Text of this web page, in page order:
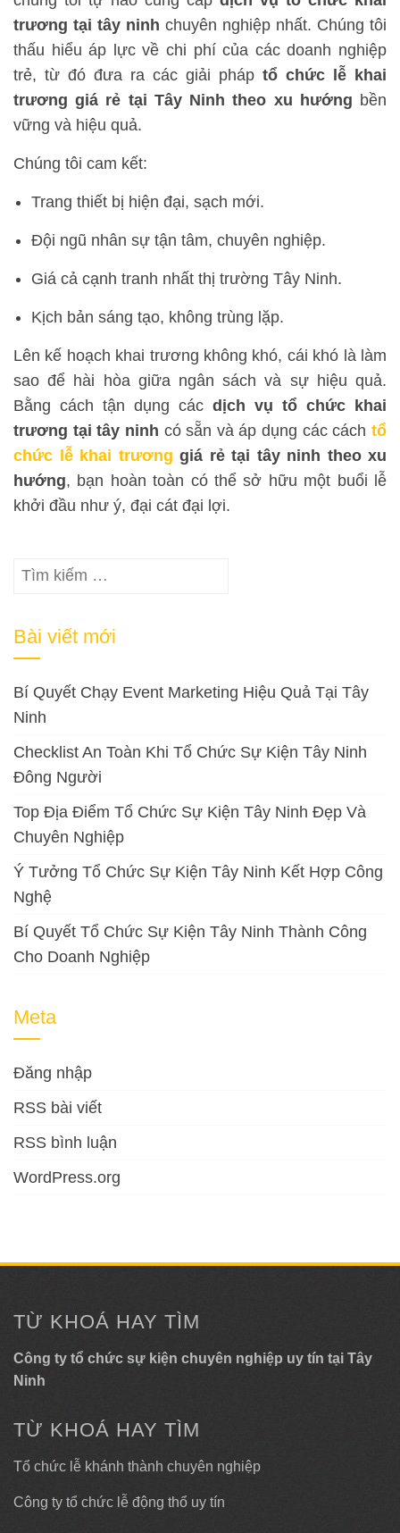
trương tại tây ninh chuyên nghiệp nhất. Chúng tôi
thấu hiểu áp lực về chi phí của các doanh nghiệp
trẻ, từ đó đưa ra các giải pháp tổ chức lễ khai
trương giá rẻ tại Tây Ninh theo xu hướng bền
vững và hiệu quả.
Chúng tôi cam kết:
Trang thiết bị hiện đại, sạch mới.
Đội ngũ nhân sự tận tâm, chuyên nghiệp.
Giá cả cạnh tranh nhất thị trường Tây Ninh.
Kịch bản sáng tạo, không trùng lặp.
Lên kế hoạch khai trương không khó, cái khó là làm
sao để hài hòa giữa ngân sách và sự hiệu quả.
Bằng cách tận dụng các dịch vụ tổ chức khai
trương tại tây ninh có sẵn và áp dụng các cáchtổ
chức lễ khai trương giá rẻ tại tây ninh theo xu
hướng, bạn hoàn toàn có thể sở hữu một buổi lễ
khởi đầu như ý, đại cát đại lợi.
Tìm
Bài viết mới
Bí Quyết Chạy Event Marketing Hiệu Quả Tại Tây
Ninh
Checklist An Toàn Khi Tổ Chức Sự Kiện Tây Ninh
Đông Người
Top Địa Điểm Tổ Chức Sự Kiện Tây Ninh Đẹp Và
Chuyên Nghiệp
Ý Tưởng Tổ Chức Sự Kiện Tây Ninh Kết Hợp Công
Nghệ
Bí Quyết Tổ Chức Sự Kiện Tây Ninh Thành Công
Cho Doanh Nghiệp
Meta
Đăng nhập
RSS bài viết
RSS bình luận
WordPress.org
TỪ KHOÁ HAY TÌM
Công ty tổ chức sự kiện chuyên nghiệp uy tín tại Tây
Ninh
TỪ KHOÁ HAY TÌM
Tổ chức lễ khánh thành chuyên nghiệp
Công ty tổ chức lễ động thổ uy tín